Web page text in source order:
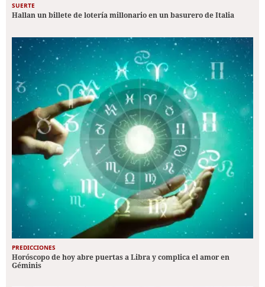
SUERTE
Hallan un billete de lotería millonario en un basurero de Italia
PREDICCIONES
Horóscopo de hoy abre puertas a Libra y complica el amor en
Géminis